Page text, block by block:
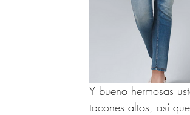
Ofertas
Y bueno hermosas
tacones altos, así